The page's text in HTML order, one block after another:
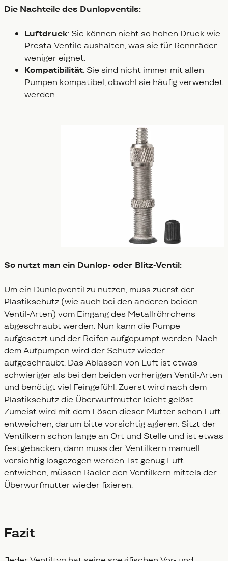
Die Nachteile des Dunlopventils:
Luftdruck: Sie können nicht so hohen Druck wie
Presta-Ventile aushalten, was sie für Rennräder
weniger eignet.
Kompatibilität: Sie sind nicht immer mit allen
Pumpen kompatibel, obwohl sie häufig verwendet
werden.
So nutzt man ein Dunlop- oder Blitz-Ventil:
Um ein Dunlopventil zu nutzen, muss zuerst der
Plastikschutz (wie auch bei den anderen beiden
Ventil-Arten) vom Eingang des Metallröhrchens
abgeschraubt werden. Nun kann die Pumpe
aufgesetzt und der Reifen aufgepumpt werden. Nach
dem Aufpumpen wird der Schutz wieder
aufgeschraubt. Das Ablassen von Luft ist etwas
schwieriger als bei den beiden vorherigen Ventil-Arten
und benötigt viel Feingefühl. Zuerst wird nach dem
Plastikschutz die Überwurfmutter leicht gelöst.
Zumeist wird mit dem Lösen dieser Mutter schon Luft
entweichen, darum bitte vorsichtig agieren. Sitzt der
Ventilkern schon lange an Ort und Stelle und ist etwas
festgebacken, dann muss der Ventilkern manuell
vorsichtig losgezogen werden. Ist genug Luft
entwichen, müssen Radler den Ventilkern mittels der
Überwurfmutter wieder fixieren.
Fazit